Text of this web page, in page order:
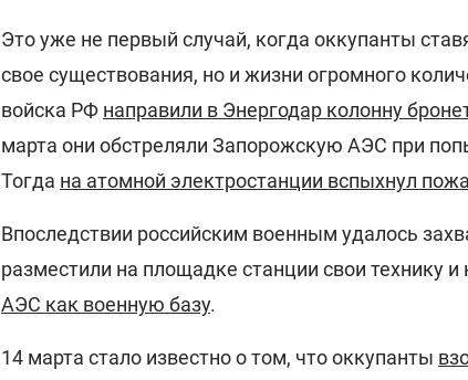
Это уже не первый случай, когда оккупанты
свое существования, но и жизни огромного
войска РФ направили в Энергодар колонну
марта они обстреляли Запорожскую АЭС при
Тогда на атомной электростанции вспыхнул
Впоследствии российским военным удалось
разместили на площадке станции свои технику и
АЭС как военную базу.
14 марта стало известно о том, что оккупанты